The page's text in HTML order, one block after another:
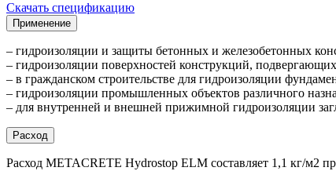
Скачать спецификацию
Применение
– гидроизоляции и защиты бетонных и железобетонных
– гидроизоляции поверхностей конструкций,
– в гражданском строительстве для гидроизоляции
– гидроизоляции промышленных объектов различного
– для внутренней и внешней прижимной гидроизоляции
Расход
Расход METACRETE Hydrostop ELM составляет 1,1 кг/м2